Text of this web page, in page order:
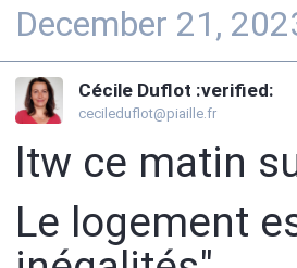
December 21,
Cécile Duflot :verified:
cecileduflot@piaille.fr
Itw ce matin
Le logement